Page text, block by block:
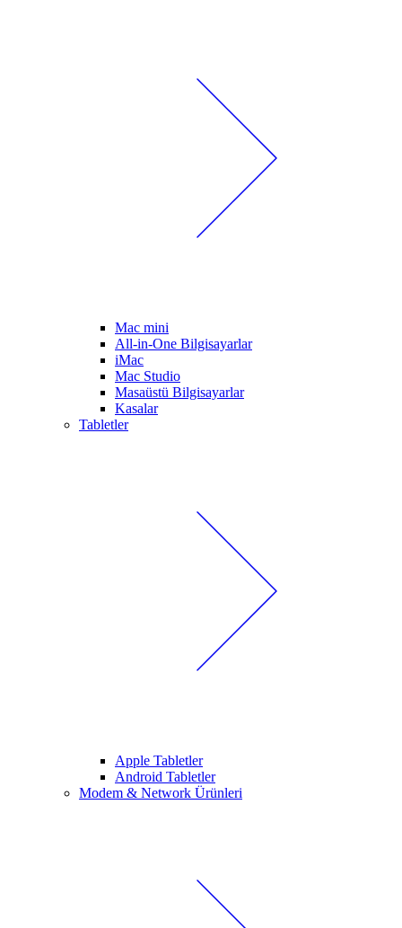
Mac mini
All-in-One Bilgisayarlar
iMac
Mac Studio
Masaüstü Bilgisayarlar
Kasalar
Tabletler
Apple Tabletler
Android Tabletler
Modem & Network Ürünleri